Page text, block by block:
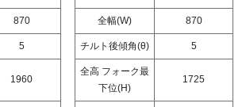
870
5
1960
全幅(W) 870
チルト後傾角(θ) 5
全高 フォーク最
下位(H)
1725